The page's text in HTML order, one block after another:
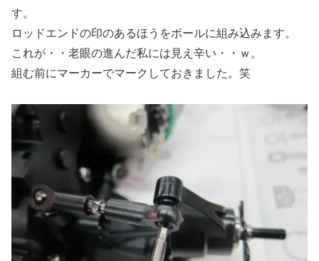
す。
ロッドエンドの印のあるほうをボールに組み込みます。
これが・・老眼の進んだ私には見え辛い・・ｗ。
組む前にマーカーでマークしておきました。笑